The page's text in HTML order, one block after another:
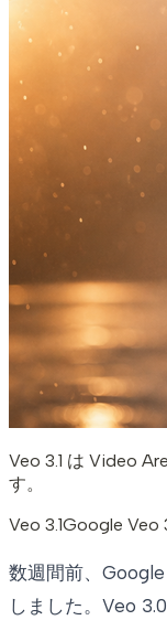
Veo 3.1 は Video
す。
Veo 3.1Google Veo
数週間前、
しました。Veo